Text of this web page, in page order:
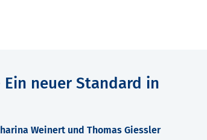
neuer Standard in
Weinert und Thomas Giessler